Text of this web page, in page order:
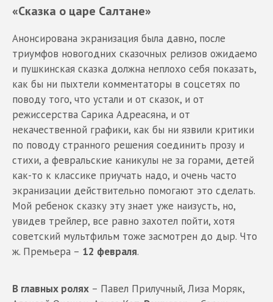
«Сказка о царе Салтане»
Анонсирована экранизация была давно, после
триумфов новогодних сказочных релизов ожидаемо
и пушкинская сказка должна неплохо себя показать,
как бы ни пыхтели комментаторы в соцсетях по
поводу того, что устали и от сказок, и от
режиссерства Сарика Адреасяна, и от
некачественной графики, как бы ни язвили критики
по поводу странного решения соединить прозу и
стихи, а февральские каникулы не за горами, детей
как-то к классике приучать надо, и очень часто
экранизации действительно помогают это сделать.
Мой ребенок сказку эту знает уже наизусть, но,
увидев трейлер, все равно захотел пойти, хотя
советский мультфильм тоже засмотрен до дыр. Что
ж. Премьера – 12 февраля.
В главных ролях – Павел Прилучный, Лиза Моряк,